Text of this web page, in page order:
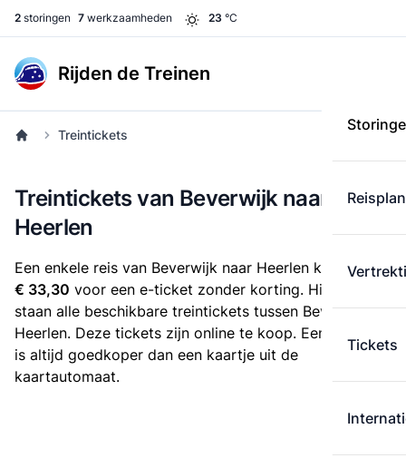
2 storingen 7 werkzaamheden 23 °C
Rijden de Treinen
Tickets
Treintickets
Treintickets van Beverwijk naar
Heerlen
Een enkele reis van Beverwijk naar Heerlen kost
€ 33,30 voor een e-ticket zonder korting. Hieronder
staan alle beschikbare treintickets tussen Beverwijk en
Heerlen. Deze tickets zijn online te koop. Een e-ticket
is altijd goedkoper dan een kaartje uit de
kaartautomaat.